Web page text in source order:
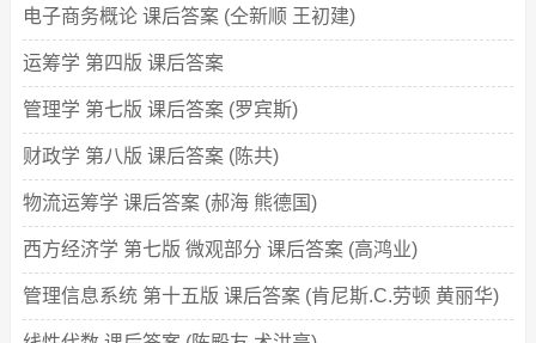
电子商务概论 课后答案 (仝新顺 王初建)
运筹学 第四版 课后答案
管理学 第七版 课后答案 (罗宾斯)
财政学 第八版 课后答案 (陈共)
物流运筹学 课后答案 (郝海 熊德国)
西方经济学 第七版 微观部分 课后答案 (高鸿业)
管理信息系统 第十五版 课后答案 (肯尼斯.C.劳顿 黄丽华)